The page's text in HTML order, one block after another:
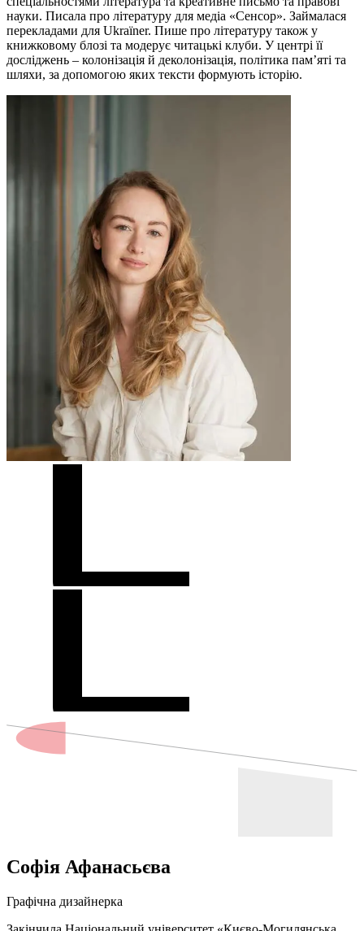
науки. Писала про літературу для медіа «Сенсор». Займалася
перекладами для Ukraїner. Пише про літературу також у
книжковому блозі та модерує читацькі клуби. У центрі її
досліджень ‒ колонізація й деколонізація, політика пам’яті та
шляхи, за допомогою яких тексти формують історію.
Софія Афанасьєва
Графічна дизайнерка